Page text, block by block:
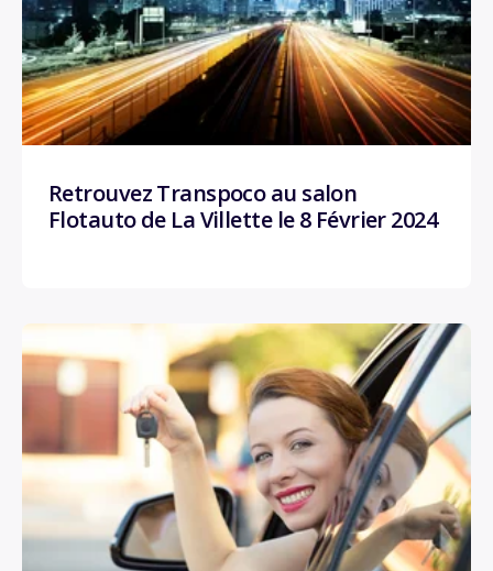
Retrouvez Transpoco au salon
Flotauto de La Villette le 8 Février 2024